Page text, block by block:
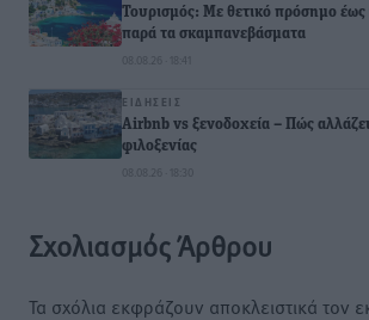
Τουρισμός: Με θετικό πρόσημο
παρά τα σκαμπανεβάσματα
08.08.26 · 18:41
ΕΙΔΉΣΕΙΣ
Airbnb vs ξενοδοχεία – Πώς
φιλοξενίας
08.08.26 · 18:30
Σχολιασμός Άρθρου
Τα σχόλια εκφράζουν αποκλειστικά τον